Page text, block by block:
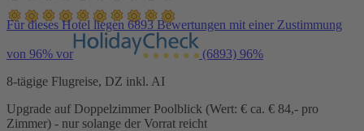
Für dieses Hotel liegen 6893 Bewertungen mit einer Zustimmung
von 96% vor (6893) 96%
8-tägige Flugreise, DZ inkl. AI
Upgrade auf Doppelzimmer Poolblick (Wert: € ca. € 84,- pro
Zimmer) - nur solange der Vorrat reicht